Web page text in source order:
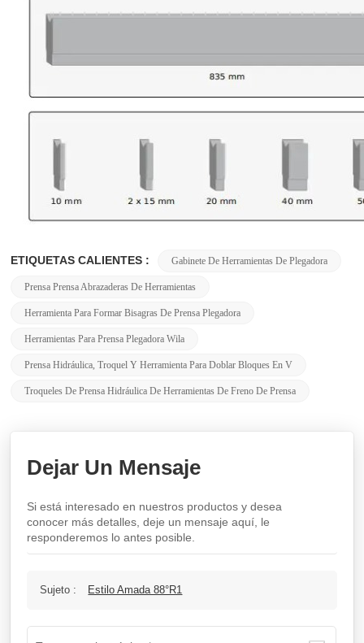
ETIQUETAS CALIENTES : Gabinete De Herramientas De Plegadora
Prensa Prensa Abrazaderas De Herramientas
Herramienta Para Formar Bisagras De Prensa Plegadora
Herramientas Para Prensa Plegadora Wila
Prensa Hidráulica, Troquel Y Herramienta Para Doblar Bloques En V
Troqueles De Prensa Hidráulica De Herramientas De Freno De Prensa
Dejar Un Mensaje
Si está interesado en nuestros productos y desea
conocer más detalles, deje un mensaje aquí, le
responderemos lo antes posible.
Sujeto : Estilo Amada 88°R1